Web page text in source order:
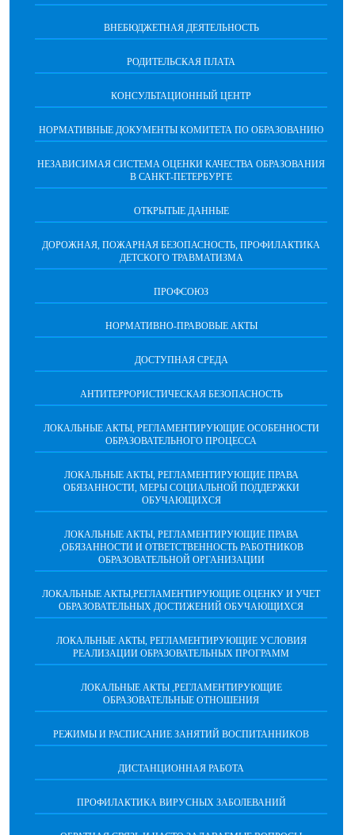
ВНЕБЮДЖЕТНАЯ ДЕЯТЕЛЬНОСТЬ
РОДИТЕЛЬСКАЯ ПЛАТА
КОНСУЛЬТАЦИОННЫЙ ЦЕНТР
НОРМАТИВНЫЕ ДОКУМЕНТЫ КОМИТЕТА ПО ОБРАЗОВАНИЮ
НЕЗАВИСИМАЯ СИСТЕМА ОЦЕНКИ КАЧЕСТВА ОБРАЗОВАНИЯ
В САНКТ-ПЕТЕРБУРГЕ
ОТКРЫТЫЕ ДАННЫЕ
ДОРОЖНАЯ, ПОЖАРНАЯ БЕЗОПАСНОСТЬ, ПРОФИЛАКТИКА
ДЕТСКОГО ТРАВМАТИЗМА
ПРОФСОЮЗ
НОРМАТИВНО-ПРАВОВЫЕ АКТЫ
ДОСТУПНАЯ СРЕДА
АНТИТЕРРОРИСТИЧЕСКАЯ БЕЗОПАСНОСТЬ
ЛОКАЛЬНЫЕ АКТЫ, РЕГЛАМЕНТИРУЮЩИЕ ОСОБЕННОСТИ
ОБРАЗОВАТЕЛЬНОГО ПРОЦЕССА
ЛОКАЛЬНЫЕ АКТЫ, РЕГЛАМЕНТИРУЮЩИЕ ПРАВА
ОБЯЗАННОСТИ, МЕРЫ СОЦИАЛЬНОЙ ПОДДЕРЖКИ
ОБУЧАЮЩИХСЯ
ЛОКАЛЬНЫЕ АКТЫ, РЕГЛАМЕНТИРУЮЩИЕ ПРАВА
,ОБЯЗАННОСТИ И ОТВЕТСТВЕННОСТЬ РАБОТНИКОВ
ОБРАЗОВАТЕЛЬНОЙ ОРГАНИЗАЦИИ
ЛОКАЛЬНЫЕ АКТЫ,РЕГЛАМЕНТИРУЮЩИЕ ОЦЕНКУ И УЧЕТ
ОБРАЗОВАТЕЛЬНЫХ ДОСТИЖЕНИЙ ОБУЧАЮЩИХСЯ
ЛОКАЛЬНЫЕ АКТЫ, РЕГЛАМЕНТИРУЮЩИЕ УСЛОВИЯ
РЕАЛИЗАЦИИ ОБРАЗОВАТЕЛЬНЫХ ПРОГРАММ
ЛОКАЛЬНЫЕ АКТЫ ,РЕГЛАМЕНТИРУЮЩИЕ
ОБРАЗОВАТЕЛЬНЫЕ ОТНОШЕНИЯ
РЕЖИМЫ И РАСПИСАНИЕ ЗАНЯТИЙ ВОСПИТАННИКОВ
ДИСТАНЦИОННАЯ РАБОТА
ПРОФИЛАКТИКА ВИРУСНЫХ ЗАБОЛЕВАНИЙ